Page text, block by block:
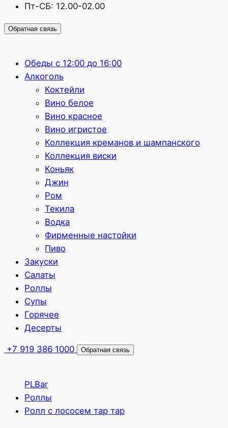
Пт-СБ: 12.00-02.00
Обратная связь
Обеды с 12:00 до 16:00
Алкоголь
Коктейли
Вино белое
Вино красное
Вино игристое
Коллекция креманов и шампанского
Коллекция виски
Коньяк
Джин
Ром
Текила
Водка
Фирменные настойки
Пиво
Закуски
Салаты
Роллы
Супы
Горячее
Десерты
+7 919 386 1000 Обратная связь
PLBar
Роллы
Ролл с лососем тар тар